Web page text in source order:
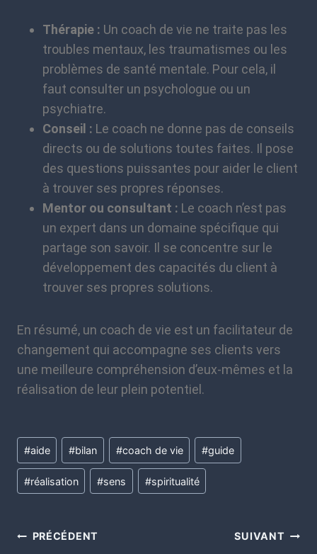
Thérapie : Un coach de vie ne traite pas les
troubles mentaux, les traumatismes ou les
problèmes de santé mentale. Pour cela, il
faut consulter un psychologue ou un
psychiatre.
Conseil : Le coach ne donne pas de conseils
directs ou de solutions toutes faites. Il pose
des questions puissantes pour aider le client
à trouver ses propres réponses.
Mentor ou consultant : Le coach n’est pas
un expert dans un domaine spécifique qui
partage son savoir. Il se concentre sur le
développement des capacités du client à
trouver ses propres solutions.
En résumé, un coach de vie est un facilitateur de
changement qui accompagne ses clients vers
une meilleure compréhension d’eux-mêmes et la
réalisation de leur plein potentiel.
#aide #bilan #coach de vie #guide
#réalisation #sens #spiritualité
PRÉCÉDENT SUIVANT